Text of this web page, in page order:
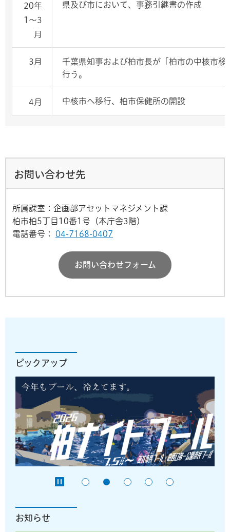
20年
1～3
月
県及び市において、事務引継書の作成
3月
千葉県知事および柏市長が「柏市の中核市
行う。
4月 中核市へ移行、柏市保健所の開設
お問い合わせ先
所属課室：企画部アセットマネジメント課
柏市柏5丁目10番1号（本庁舎3階）
電話番号：
04-7168-0407
お問い合わせフォーム
ピックアップ
お知らせ